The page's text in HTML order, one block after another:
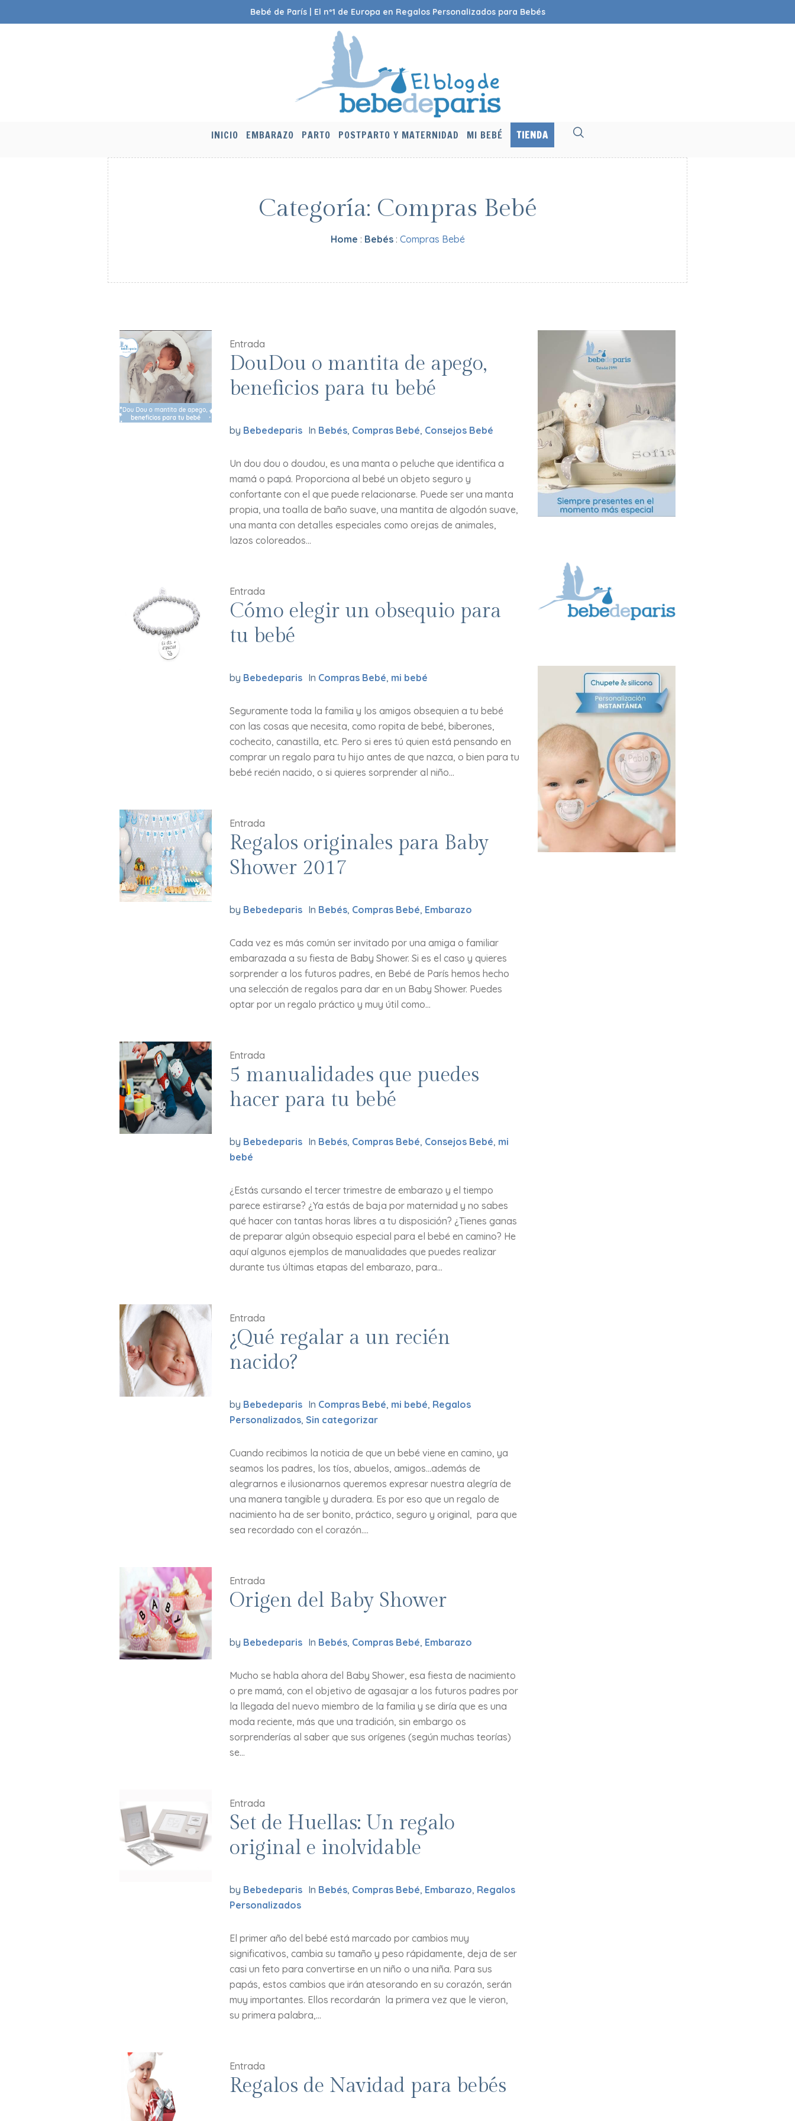
Bebé de París | El nº1 de Europa en Regalos Personalizados para Bebés
INICIO EMBARAZO PARTO POSTPARTO Y MATERNIDAD MI BEBÉ TIENDA
Categoría: Compras Bebé
Home : Bebés : Compras Bebé
Entrada
DouDou o mantita de apego,
beneficios para tu bebé
by Bebedeparis In Bebés, Compras Bebé, Consejos Bebé
Un dou dou o doudou, es una manta o peluche que identifica a
mamá o papá. Proporciona al bebé un objeto seguro y
confortante con el que puede relacionarse. Puede ser una manta
propia, una toalla de baño suave, una mantita de algodón suave,
una manta con detalles especiales como orejas de animales,
lazos coloreados...
Entrada
Cómo elegir un obsequio para
tu bebé
by Bebedeparis In Compras Bebé, mi bebé
Seguramente toda la familia y los amigos obsequien a tu bebé
con las cosas que necesita, como ropita de bebé, biberones,
cochecito, canastilla, etc. Pero si eres tú quien está pensando en
comprar un regalo para tu hijo antes de que nazca, o bien para tu
bebé recién nacido, o si quieres sorprender al niño...
Entrada
Regalos originales para Baby
Shower 2017
by Bebedeparis In Bebés, Compras Bebé, Embarazo
Cada vez es más común ser invitado por una amiga o familiar
embarazada a su fiesta de Baby Shower. Si es el caso y quieres
sorprender a los futuros padres, en Bebé de París hemos hecho
una selección de regalos para dar en un Baby Shower. Puedes
optar por un regalo práctico y muy útil como...
Entrada
5 manualidades que puedes
hacer para tu bebé
by Bebedeparis In Bebés, Compras Bebé, Consejos Bebé, mi
bebé
¿Estás cursando el tercer trimestre de embarazo y el tiempo
parece estirarse? ¿Ya estás de baja por maternidad y no sabes
qué hacer con tantas horas libres a tu disposición? ¿Tienes ganas
de preparar algún obsequio especial para el bebé en camino? He
aquí algunos ejemplos de manualidades que puedes realizar
durante tus últimas etapas del embarazo, para...
Entrada
¿Qué regalar a un recién
nacido?
by Bebedeparis In Compras Bebé, mi bebé, Regalos
Personalizados, Sin categorizar
Cuando recibimos la noticia de que un bebé viene en camino, ya
seamos los padres, los tíos, abuelos, amigos…además de
alegrarnos e ilusionarnos queremos expresar nuestra alegría de
una manera tangible y duradera. Es por eso que un regalo de
nacimiento ha de ser bonito, práctico, seguro y original, para que
sea recordado con el corazón....
Entrada
Origen del Baby Shower
by Bebedeparis In Bebés, Compras Bebé, Embarazo
Mucho se habla ahora del Baby Shower, esa fiesta de nacimiento
o pre mamá, con el objetivo de agasajar a los futuros padres por
la llegada del nuevo miembro de la familia y se diría que es una
moda reciente, más que una tradición, sin embargo os
sorprenderías al saber que sus orígenes (según muchas teorías)
se...
Entrada
Set de Huellas: Un regalo
original e inolvidable
by Bebedeparis In Bebés, Compras Bebé, Embarazo, Regalos
Personalizados
El primer año del bebé está marcado por cambios muy
significativos, cambia su tamaño y peso rápidamente, deja de ser
casi un feto para convertirse en un niño o una niña. Para sus
papás, estos cambios que irán atesorando en su corazón, serán
muy importantes. Ellos recordarán la primera vez que le vieron,
su primera palabra,...
Entrada
Regalos de Navidad para bebés